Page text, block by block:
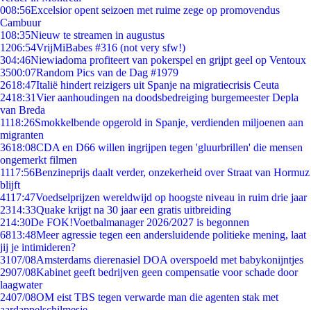
008:56Excelsior opent seizoen met ruime zege op promovendus
Cambuur
108:35Nieuw te streamen in augustus
1206:54VrijMiBabes #316 (not very sfw!)
304:46Niewiadoma profiteert van pokerspel en grijpt geel op Ventoux
3500:07Random Pics van de Dag #1979
2618:47Italië hindert reizigers uit Spanje na migratiecrisis Ceuta
2418:31Vier aanhoudingen na doodsbedreiging burgemeester Depla
van Breda
1118:26Smokkelbende opgerold in Spanje, verdienden miljoenen aan
migranten
3618:08CDA en D66 willen ingrijpen tegen 'gluurbrillen' die mensen
ongemerkt filmen
1117:56Benzineprijs daalt verder, onzekerheid over Straat van Hormuz
blijft
4117:47Voedselprijzen wereldwijd op hoogste niveau in ruim drie jaar
2314:33Quake krijgt na 30 jaar een gratis uitbreiding
214:30De FOK!Voetbalmanager 2026/2027 is begonnen
6813:48Meer agressie tegen een andersluidende politieke mening, laat
jij je intimideren?
3107/08Amsterdams dierenasiel DOA overspoeld met babykonijntjes
2907/08Kabinet geeft bedrijven geen compensatie voor schade door
laagwater
2407/08OM eist TBS tegen verwarde man die agenten stak met